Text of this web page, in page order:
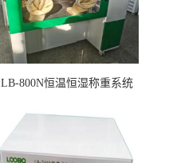
LB-800N恒温恒湿称重系统